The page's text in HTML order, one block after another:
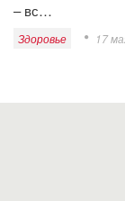
– вс…
Здоровье 17